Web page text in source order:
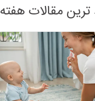
ترین مقالات هفته